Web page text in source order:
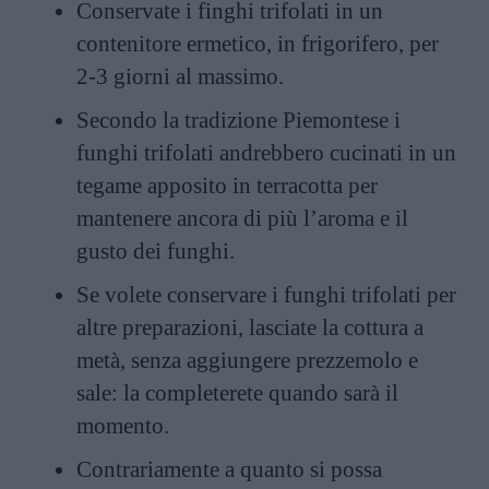
Conservate i finghi trifolati in un
contenitore ermetico, in frigorifero, per
2-3 giorni al massimo.
Secondo la tradizione Piemontese i
funghi trifolati andrebbero cucinati in un
tegame apposito in terracotta per
mantenere ancora di più l’aroma e il
gusto dei funghi.
Se volete conservare i funghi trifolati per
altre preparazioni, lasciate la cottura a
metà, senza aggiungere prezzemolo e
sale: la completerete quando sarà il
momento.
Contrariamente a quanto si possa